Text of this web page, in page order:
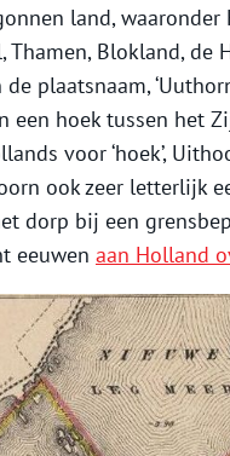
land, waaronder
Thamen, Blokland,
plaatsnaam,
hoek tussen het
voor ‘hoek’,
ook zeer letterlijk
dorp bij een
eeuwen aan Holland